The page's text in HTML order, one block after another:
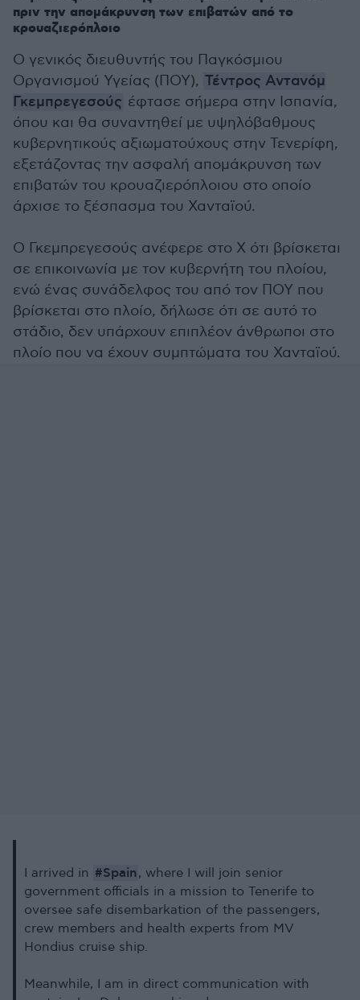
πριν την απομάκρυνση των επιβατών από το
κρουαζιερόπλοιο
Ο γενικός διευθυντής του Παγκόσμιου
Οργανισμού Υγείας (ΠΟΥ), Τέντρος Αντανόμ
Γκεμπρεγεσούς έφτασε σήμερα στην Ισπανία,
όπου και θα συναντηθεί με υψηλόβαθμους
κυβερνητικούς αξιωματούχους στην Τενερίφη,
εξετάζοντας την ασφαλή απομάκρυνση των
επιβατών του κρουαζιερόπλοιου στο οποίο
άρχισε το ξέσπασμα του Χανταϊού.
Ο Γκεμπρεγεσούς ανέφερε στο Χ ότι βρίσκεται
σε επικοινωνία με τον κυβερνήτη του πλοίου,
ενώ ένας συνάδελφος του από τον ΠΟΥ που
βρίσκεται στο πλοίο, δήλωσε ότι σε αυτό το
στάδιο, δεν υπάρχουν επιπλέον άνθρωποι στο
πλοίο που να έχουν συμπτώματα του Χανταϊού.
I arrived in #Spain, where I will join senior
government officials in a mission to Tenerife to
oversee safe disembarkation of the passengers,
crew members and health experts from MV
Hondius cruise ship.
Meanwhile, I am in direct communication with